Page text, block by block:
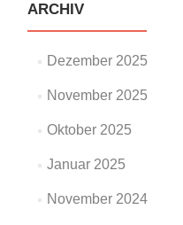
ARCHIV
Dezember 2025
November 2025
Oktober 2025
Januar 2025
November 2024